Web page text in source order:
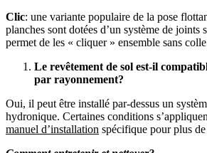
Clic: une variante populaire de la pose
planches sont dotées d’un système de joints
permet de les « cliquer » ensemble sans
Le revêtement de sol est-il
par rayonnement?
Oui, il peut être installé par-dessus un
hydronique. Certaines conditions
manuel d’installation spécifique pour plus